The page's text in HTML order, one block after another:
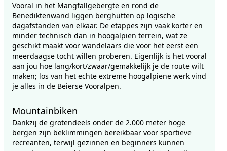
Vooral in het Mangfallgebergte en rond de
Benediktenwand liggen berghutten op logische
dagafstanden van elkaar. De etappes zijn vaak korter en
minder technisch dan in hoogalpien terrein, wat ze
geschikt maakt voor wandelaars die voor het eerst een
meerdaagse tocht willen proberen. Eigenlijk is het vooral
aan jou hoe lang/kort/zwaar/gemakkelijk je de route wilt
maken; los van het echte extreme hoogalpiene werk vind
je alles in de Beierse Vooralpen.
Mountainbiken
Dankzij de grotendeels onder de 2.000 meter hoge
bergen zijn beklimmingen bereikbaar voor sportieve
recreanten, terwijl gezinnen en beginners kunnen